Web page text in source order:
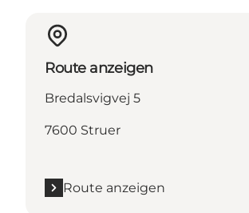
Route anzeigen
Bredalsvigvej 5
7600 Struer
Route anzeigen